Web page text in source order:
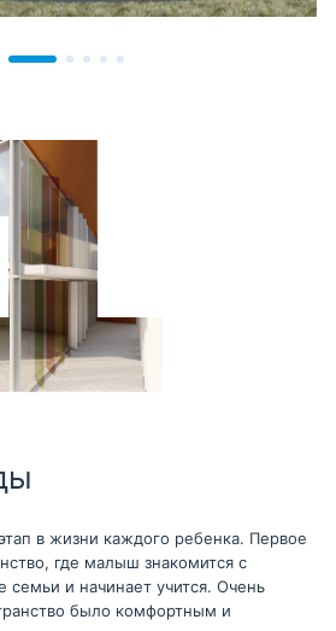
в жизни каждого ребенка. Первое
где малыш знакомится с
семьи и начинает учится. Очень
было комфортным и